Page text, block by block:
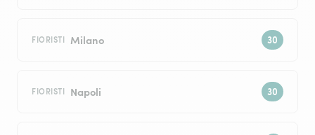
FIORISTI Milano
FIORISTI Napoli